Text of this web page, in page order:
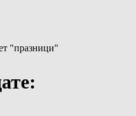
"празници"